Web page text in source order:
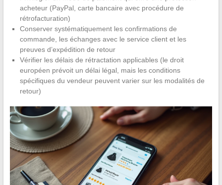
acheteur (PayPal, carte bancaire avec procédure de
rétrofacturation)
Conserver systématiquement les confirmations de
commande, les échanges avec le service client et les
preuves d’expédition de retour
Vérifier les délais de rétractation applicables (le droit
européen prévoit un délai légal, mais les conditions
spécifiques du vendeur peuvent varier sur les modalités de
retour)